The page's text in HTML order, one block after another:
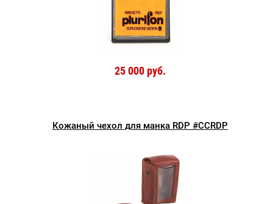
25 000 руб.
Кожаный чехол для манка RDP #CCRDP